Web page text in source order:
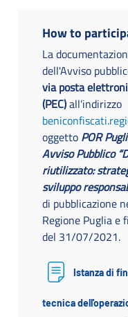
How to
La
dell'Avviso
via posta
(PEC)all’indirizzo
oggetto POR
Avviso Pubblico
riutilizzato:
sviluppo
di pubblicazione
Regione Puglia e
del 31/07/2021.
Istanza di
tecnica